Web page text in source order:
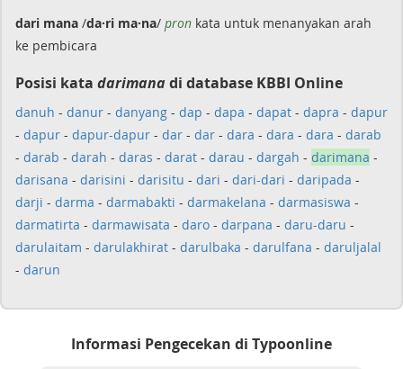
dari mana /da·ri ma·na/ pron kata untuk menanyakan arah
ke pembicara
Posisi kata darimanadi database KBBI Online
danuh - danur - danyang - dap - dapa - dapat - dapra - dapur
- dapur - dapur-dapur - dar - dar - dara - dara - dara - darab
- darab - darah - daras - darat - darau - dargah - darimana -
darisana - darisini - darisitu - dari - dari-dari - daripada -
darji - darma - darmabakti - darmakelana - darmasiswa -
darmatirta - darmawisata - daro - darpana - daru-daru -
darulaitam - darulakhirat - darulbaka - darulfana - daruljalal
- darun
Informasi Pengecekan di Typoonline